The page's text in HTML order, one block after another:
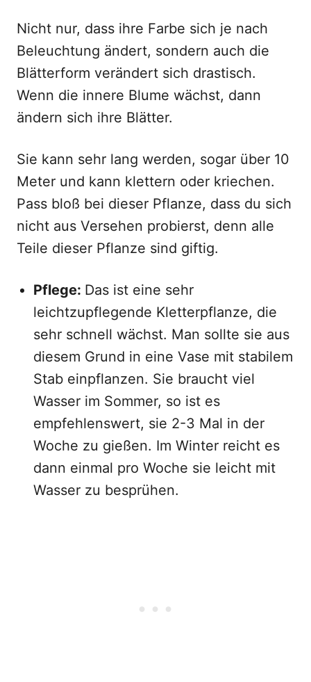
Nicht nur, dass ihre Farbe sich je nach
Beleuchtung ändert, sondern auch die
Blätterform verändert sich drastisch.
Wenn die innere Blume wächst, dann
ändern sich ihre Blätter.
Sie kann sehr lang werden, sogar über 10
Meter und kann klettern oder kriechen.
Pass bloß bei dieser Pflanze, dass du sich
nicht aus Versehen probierst, denn alle
Teile dieser Pflanze sind giftig.
Pflege: Das ist eine sehr
leichtzupflegende Kletterpflanze, die
sehr schnell wächst. Man sollte sie aus
diesem Grund in eine Vase mit stabilem
Stab einpflanzen. Sie braucht viel
Wasser im Sommer, so ist es
empfehlenswert, sie 2-3 Mal in der
Woche zu gießen. Im Winter reicht es
dann einmal pro Woche sie leicht mit
Wasser zu besprühen.